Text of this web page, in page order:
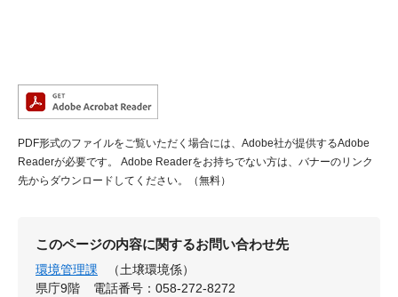
PDF形式のファイルをご覧いただく場合には、Adobe社が提供するAdobe
Readerが必要です。
Adobe Readerをお持ちでない方は、バナーのリンク
先からダウンロードしてください。（無料）
このページの内容に関するお問い合わせ先
環境管理課
（土壌環境係）
県庁9階
電話番号：058-272-8272